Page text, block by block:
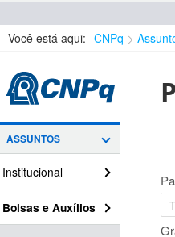
Você está aqui: CNPq
ASSUNTOS
Institucional
Bolsas e Auxílios